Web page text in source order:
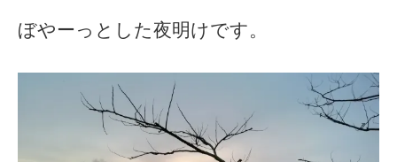
ぼやーっとした夜明けです。